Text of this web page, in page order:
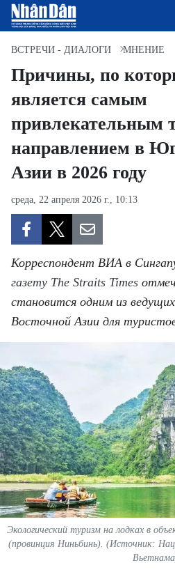
ГЛАВНАЯ
ОБЩЕСТВО
КУЛЬТУРА
ДОБРО
ВЬЕТНАМ
МОСТ
В МИРЕ
ВСТРЕЧИ
ДОСЬЕ И
О ГАЗЕТЕ
TIẾNG VIỆT
ENGLISH
ВСТРЕЧИ - ДИАЛОГИ МНЕНИЕ
Причины, по
является самым
привлекательным
направлением в
Азии в 2026 году
среда, 22 апреля 2026 г., 10:13
Корреспондент ВИА в
газету The Straits Times
становится одним из
Восточной Азии для
Экологический туризм на лодках в
(провинция Ниньбинь). (Источник: